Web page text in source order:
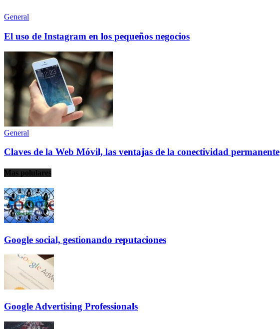
General
El uso de Instagram en los pequeños negocios
General
Claves de la Web Móvil, las ventajas de la conectividad permanente
Mas polulares
Google social, gestionando reputaciones
Google Advertising Professionals